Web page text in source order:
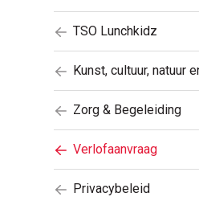
TSO Lunchkidz
Kunst, cultuur, natuur
Zorg & Begeleiding
Verlofaanvraag
Privacybeleid